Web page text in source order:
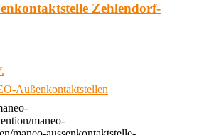
Zehlendorf-
Außenkontaktstellen
maneo-